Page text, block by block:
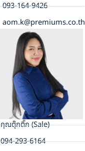
093-164-9426
aom.k@premiums.co.th
คุณตุ๊กติ๊ก (Sale)
094-293-6164